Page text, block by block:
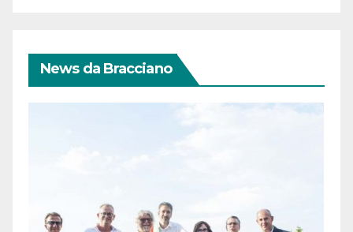
News da Bracciano